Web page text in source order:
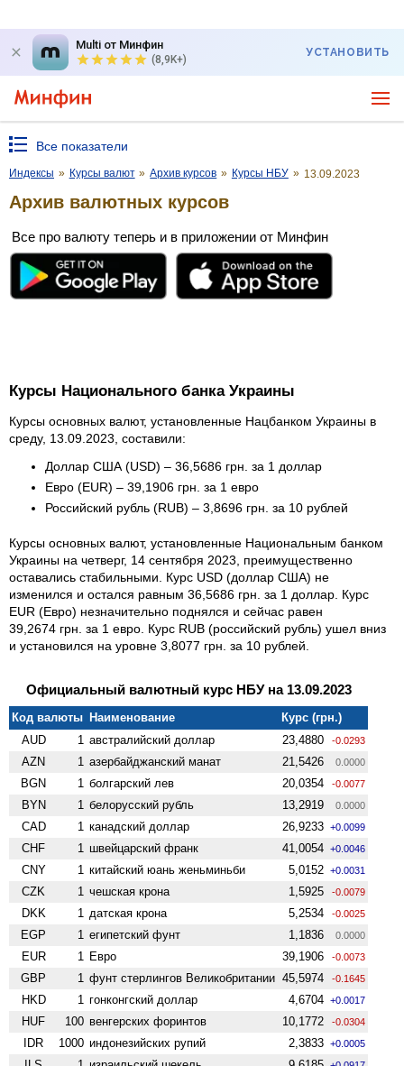
Multi от Минфин
(8,9K+)
УСТАНОВИТЬ
Все показатели
Индексы » Курсы валют » Архив курсов » Курсы НБУ » 13.09.2023
Архив валютных курсов
Все про валюту теперь и в приложении от Минфин
Курсы Национального банка Украины
Курсы основных валют, установленные Нацбанком Украины в
среду, 13.09.2023, составили:
Доллар США (USD) – 36,5686 грн. за 1 доллар
Евро (EUR) – 39,1906 грн. за 1 евро
Российский рубль (RUB) – 3,8696 грн. за 10 рублей
Курсы основных валют, установленные Национальным банком
Украины на четверг, 14 сентября 2023, преимущественно
оставались стабильными. Курс USD (доллар США) не
изменился и остался равным 36,5686 грн. за 1 доллар. Курс
EUR (Евро) незначительно поднялся и сейчас равен
39,2674 грн. за 1 евро. Курс RUB (российский рубль) ушел вниз
и установился на уровне 3,8077 грн. за 10 рублей.
Официальный валютный курс НБУ на 13.09.2023
Код валюты Наименование
Курс (грн.)
AUD
1 австралийский доллар 23,4880 -0.0293
AZN 1 азербайджанский манат 21,5426 0.0000
BGN 1 болгарский лев 20,0354 -0.0077
BYN 1 белорусский рубль 13,2919 0.0000
CAD 1 канадский доллар 26,9233 +0.0099
CHF 1 швейцарский франк 41,0054 +0.0046
CNY 1 китайский юань женьминьби 5,0152 +0.0031
CZK 1 чешская крона 1,5925 -0.0079
DKK 1 датская крона 5,2534 -0.0025
EGP 1 египетский фунт 1,1836 0.0000
EUR 1 Евро 39,1906 -0.0073
GBP 1 фунт стерлингов Велико­британии 45,5974 -0.1645
HKD 1 гонконгский доллар 4,6704 +0.0017
HUF 100 венгерских форинтов 10,1772 -0.0304
IDR 1000 индонезийских рупий 2,3833 +0.0005